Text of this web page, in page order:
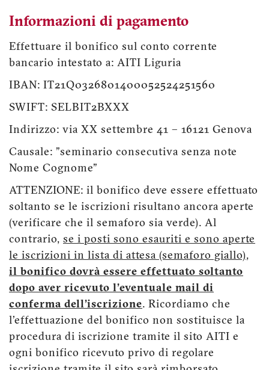
Informazioni di pagamento
Effettuare il bonifico sul conto corrente
bancario intestato a: AITI Liguria
IBAN: IT21Q0326801400052524251560
SWIFT: SELBIT2BXXX
Indirizzo: via XX settembre 41 – 16121 Genova
Causale: "seminario consecutiva senza note
Nome Cognome"
ATTENZIONE: il bonifico deve essere effettuato
soltanto se le iscrizioni risultano ancora aperte
(verificare che il semaforo sia verde). Al
contrario, se i posti sono esauriti e sono aperte
le iscrizioni in lista di attesa (semaforo giallo),
il bonifico dovrà essere effettuato soltanto
dopo aver ricevuto l’eventuale mail di
conferma dell’iscrizione. Ricordiamo che
l'effettuazione del bonifico non sostituisce la
procedura di iscrizione tramite il sito AITI e
ogni bonifico ricevuto privo di regolare